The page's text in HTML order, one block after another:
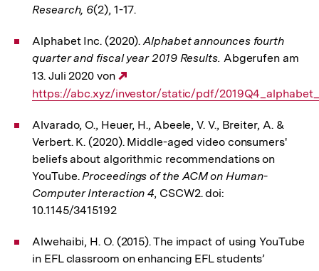
Research, 6(2), 1-17.
Alphabet Inc. (2020).Alphabet announces fourth
quarter and fiscal year 2019 Results. Abgerufen am
13. Juli 2020 von
Link:
https://abc.xyz/investor/static/pdf/
Alvarado, O., Heuer, H., Abeele, V. V., Breiter, A. &
Verbert. K. (2020). Middle-aged video consumers'
beliefs about algorithmic recommendations on
YouTube.Proceedings of the ACM on Human-
Computer Interaction 4, CSCW2. doi:
10.1145/3415192
Alwehaibi, H. O. (2015). The impact of using YouTube
in EFL classroom on enhancing EFL students’